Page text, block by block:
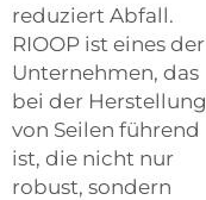
reduziert Abfall.
RIOOP ist eines der
Unternehmen, das
bei der Herstellung
von Seilen führend
ist, die nicht nur
robust, sondern